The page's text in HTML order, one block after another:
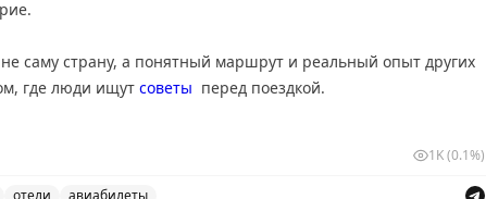
саму страну, а понятный маршрут и реальный опыт других
где люди ищут советы перед поездкой.
лайфхаки.
1K(0.1%)
отели авиабилеты